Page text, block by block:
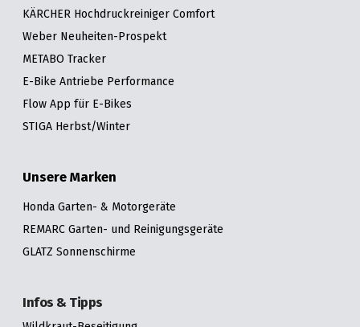
KÄRCHER Hochdruckreiniger Comfort
Weber Neuheiten-Prospekt
METABO Tracker
E-Bike Antriebe Performance
Flow App für E-Bikes
STIGA Herbst/Winter
Unsere Marken
Honda Garten- & Motorgeräte
REMARC Garten- und Reinigungsgeräte
GLATZ Sonnenschirme
Infos & Tipps